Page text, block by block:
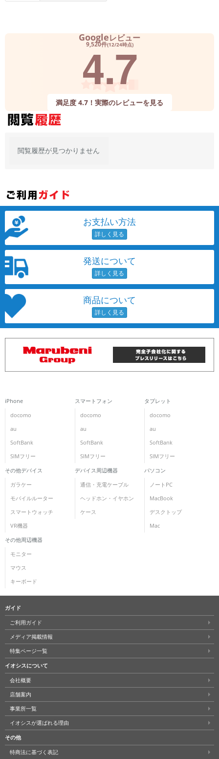
Googleレビュー
9,520件(12/24時点)
4.7
満足度 4.7！実際のレビューを見る
閲覧履歴が見つかりません
お支払い方法
発送について
商品について
iPhone
docomo
au
SoftBank
SIMフリー
スマートフォン
docomo
au
SoftBank
SIMフリー
タブレット
docomo
au
SoftBank
SIMフリー
その他デバイス
ガラケー
モバイルルーター
スマートウォッチ
VR機器
デバイス周辺機器
通信・充電ケーブル
ヘッドホン・イヤホン
ケース
パソコン
ノートPC
MacBook
デスクトップ
Mac
その他周辺機器
モニター
マウス
キーボード
ガイド
ご利用ガイド
メディア掲載情報
特集ページ一覧
イオシスについて
会社概要
店舗案内
事業所一覧
イオシスが選ばれる理由
その他
特商法に基づく表記